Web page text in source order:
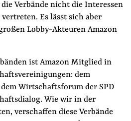
Verbände nicht die Interessen
Es lässt sich aber
Lobby-Akteuren Amazon
ist Amazon Mitglied in
dem
Wirtschaftsforum der SPD
Wie wir in der
verschaffen diese Verbände